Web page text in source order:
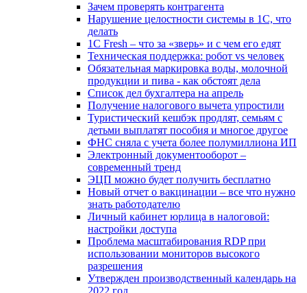
Зачем проверять контрагента
Нарушение целостности системы в 1С, что
делать
1С Fresh – что за «зверь» и с чем его едят
Техническая поддержка: робот vs человек
Обязательная маркировка воды, молочной
продукции и пива - как обстоят дела
Список дел бухгалтера на апрель
Получение налогового вычета упростили
Туристический кешбэк продлят, семьям с
детьми выплатят пособия и многое другое
ФНС сняла с учета более полумиллиона ИП
Электронный документооборот –
современный тренд
ЭЦП можно будет получить бесплатно
Новый отчет о вакцинации – все что нужно
знать работодателю
Личный кабинет юрлица в налоговой:
настройки доступа
Проблема масштабирования RDP при
использовании мониторов высокого
разрешения
Утвержден производственный календарь на
2022 год